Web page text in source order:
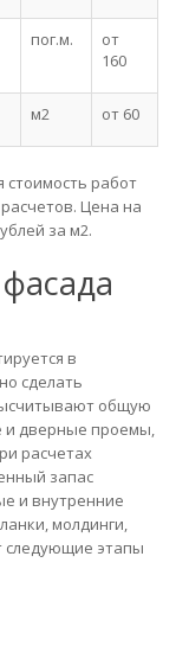
пог.м.
от
160
м2 от 60
работ
Цена на
за м2.
в
сделать
общую
и дверные проемы,
расчетах
запас
и внутренние
молдинги,
следующие этапы